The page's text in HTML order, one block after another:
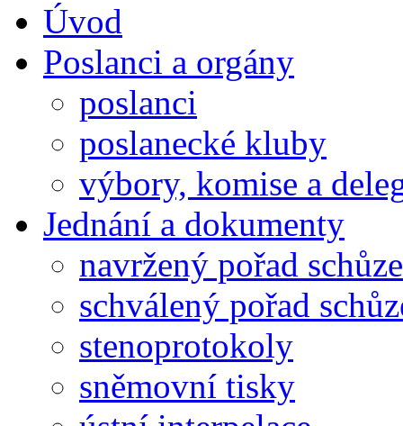
Úvod
Poslanci a orgány
poslanci
poslanecké kluby
výbory, komise a
Jednání a dokumenty
navržený pořad schůze
schválený pořad
stenoprotokoly
sněmovní tisky